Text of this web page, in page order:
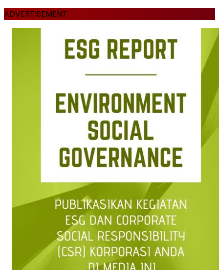
ADVERTISEMENT